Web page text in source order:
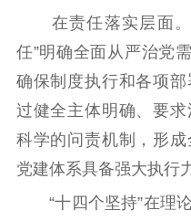
在责任落实层面。
任”明确全面从严治党
确保制度执行和各项
过健全主体明确、要
科学的问责机制，形
党建体系具备强大执行
“十四个坚持”在理论